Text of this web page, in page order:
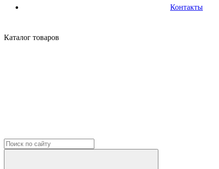
Контакты
Каталог товаров